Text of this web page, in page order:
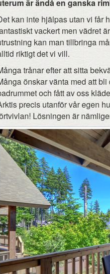
är ändå en ganska
kan inte hjälpas utan vi får
vackert men vädret
kan man tillbringa
riktigt det vi vill.
trånar efter att sitta
önskar vänta med att
och fått av oss
precis utanför vår egen
Lösningen är